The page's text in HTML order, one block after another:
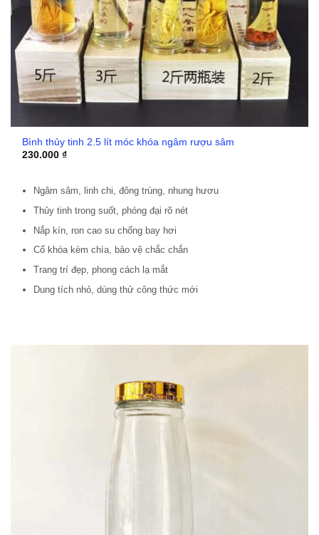
Bình thủy tinh 2.5 lít móc khóa ngâm rượu sâm
230.000₫
Ngâm sâm, linh chi, đông trùng, nhung hươu
Thủy tinh trong suốt, phóng đại rõ nét
Nắp kín, ron cao su chống bay hơi
Cổ khóa kèm chìa, bảo vệ chắc chắn
Trang trí đẹp, phong cách lạ mắt
Dung tích nhỏ, dùng thử công thức mới